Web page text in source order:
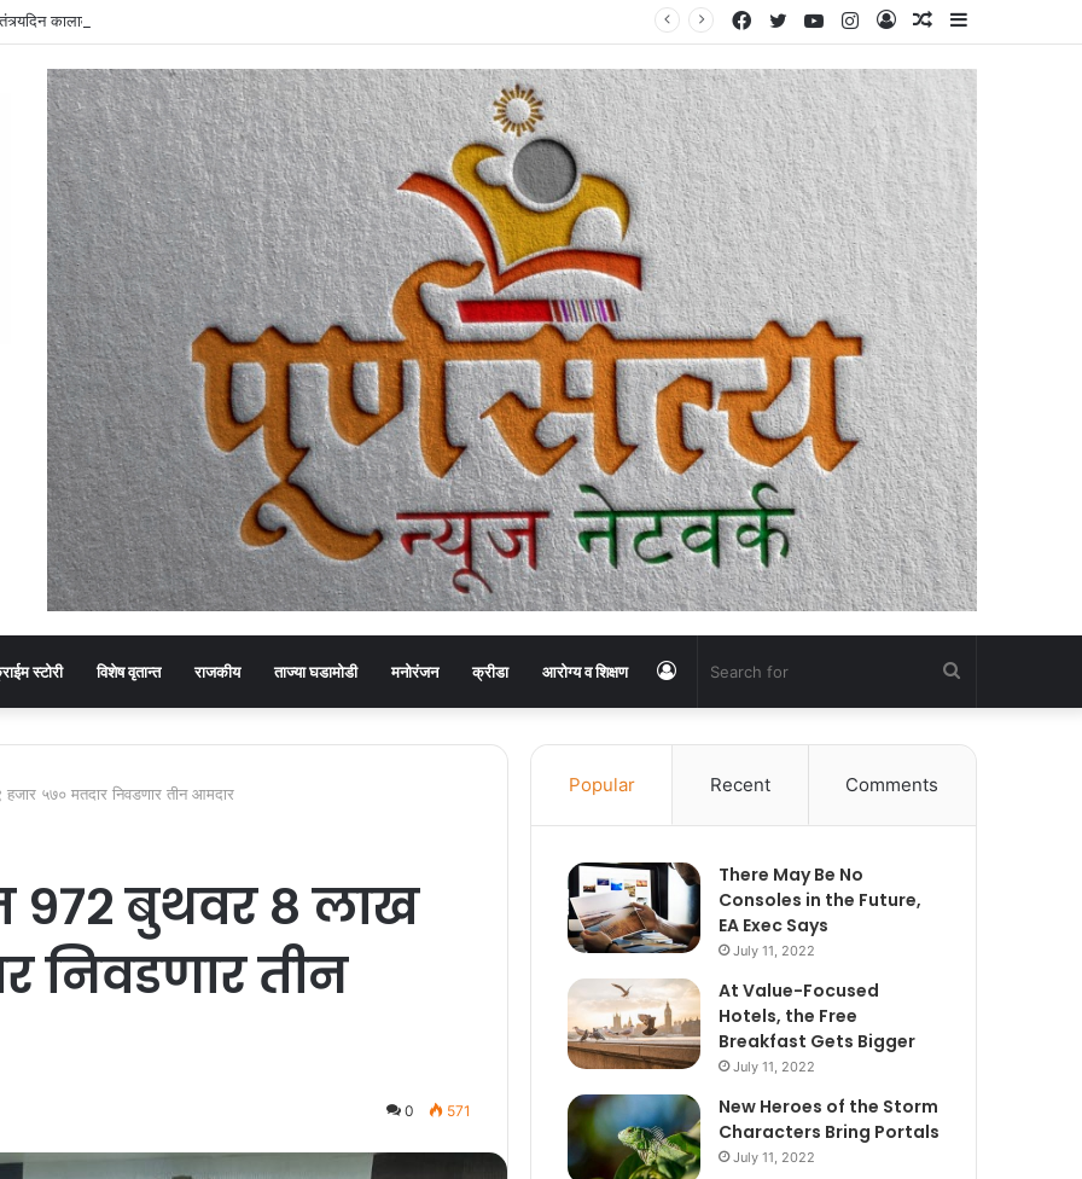
कालावधीत शेतकरी संघर्ष कृती समिती व कांग्रेसच्या संयुक्त विद्यमाने गडचिरोलीत ‘चरखे के पास चर्चा’
Random
Article
Log
In
Instagram
YouTube
Twitter
Facebook
स्टोरी विशेष वृतान्त राजकीय ताज्या घडामोडी मनोरंजन क्रीडा आरोग्य व शिक्षण
for
In
५७० मतदार निवडणार तीन आमदार
९७२ बुथवर ८ लाख
निवडणार तीन
0 571
Popular Recent Comments
There May Be No
Consoles in the Future,
EA Exec Says
July 11, 2022
At Value-Focused
Hotels, the Free
Breakfast Gets Bigger
July 11, 2022
New Heroes of the Storm
Characters Bring Portals
July 11, 2022